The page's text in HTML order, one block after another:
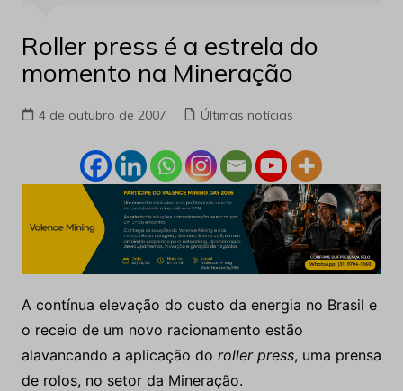
Roller press é a estrela do
momento na Mineração
4 de outubro de 2007 Últimas notícias
A contínua elevação do custo da energia no Brasil e
o receio de um novo racionamento estão
alavancando a aplicação do roller press, uma prensa
de rolos, no setor da Mineração.